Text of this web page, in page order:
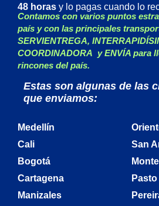
48 horas y lo pagas cuando lo
Contamos con varios puntos
país y con las principales
SERVIENTREGA,
COORDINADORA yENVÍA para
rincones del país.
Estas son algunas de las
que enviamos:
Medellín
Cali
Bogotá
Cartagena
Manizales
San
Pasto